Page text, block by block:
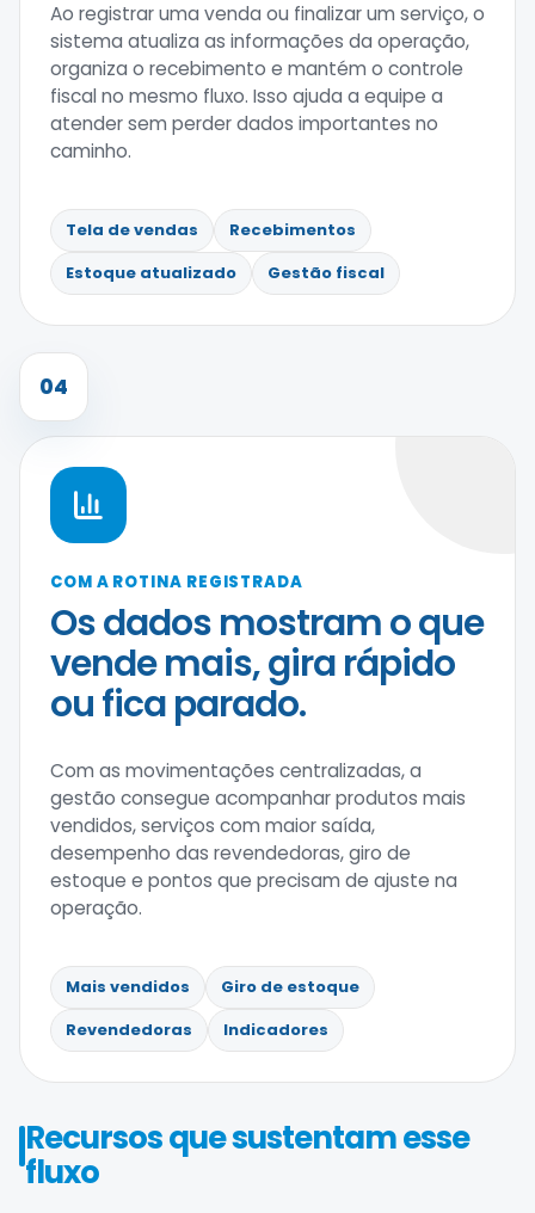
Ao registrar uma venda ou finalizar um serviço, o
sistema atualiza as informações da operação,
organiza o recebimento e mantém o controle
fiscal no mesmo fluxo. Isso ajuda a equipe a
atender sem perder dados importantes no
caminho.
Tela de vendas
Recebimentos
Estoque atualizado
Gestão fiscal
04
COM A ROTINA REGISTRADA
Os dados mostram o que
vende mais, gira rápido
ou fica parado.
Com as movimentações centralizadas, a
gestão consegue acompanhar produtos mais
vendidos, serviços com maior saída,
desempenho das revendedoras, giro de
estoque e pontos que precisam de ajuste na
operação.
Mais vendidos
Giro de estoque
Revendedoras
Indicadores
Recursos que sustentam esse
fluxo